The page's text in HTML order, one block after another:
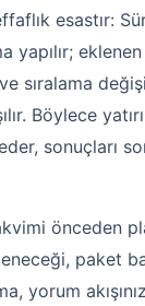
esastır:
yapılır; eklenen
sıralama
Böylece
sonuçları
önceden
paket
yorum